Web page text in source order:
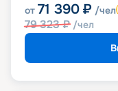
от 71 390 ₽ /чел
79 323₽ /чел